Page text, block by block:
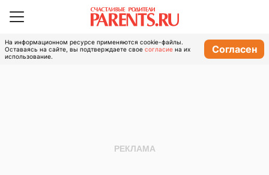
На информационном ресурсе применяются cookie-файлы.
Оставаясь на сайте, вы подтверждаете свое согласие на их
использование.
Согласен